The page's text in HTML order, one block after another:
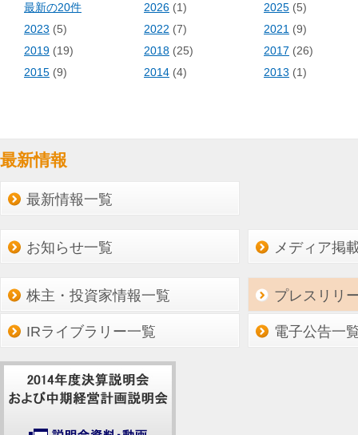
最新の20件 2026 (1) 2025 (5)
2023 (5) 2022 (7) 2021 (9)
2019 (19) 2018 (25) 2017 (26)
2015 (9) 2014 (4) 2013 (1)
最新情報
最新情報一覧
お知らせ一覧 メディア掲
株主・投資家情報一覧 プレスリリ
IRライブラリー一覧 電子公告一